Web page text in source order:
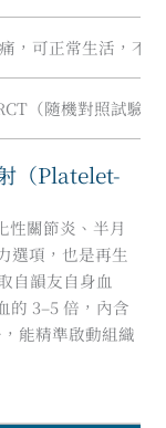
，可正常生活，不
（隨機對照試驗
（Platelet-
關節炎、半月
選項，也是再生
自韻友自身血
的 3–5 倍，內含
能精準啟動組織